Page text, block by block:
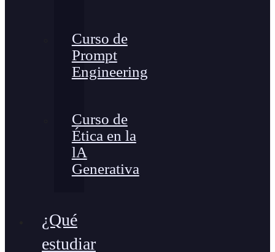
Curso de
Prompt
Engineering
Curso de
Ética en la
lA
Generativa
¿Qué
estudiar